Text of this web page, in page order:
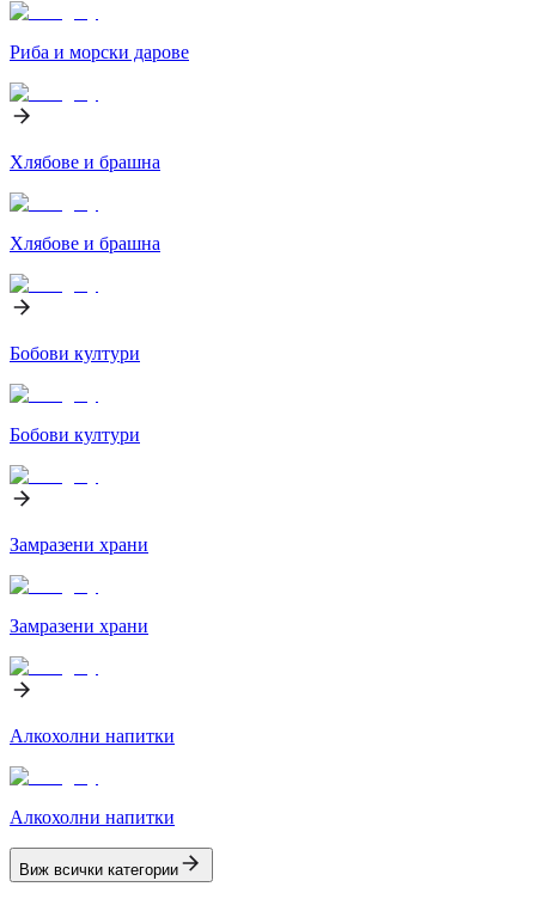
Риба и морски дарове
Хлябове и брашна
Хлябове и брашна
Бобови култури
Бобови култури
Замразени храни
Замразени храни
Алкохолни напитки
Алкохолни напитки
Виж всички категории